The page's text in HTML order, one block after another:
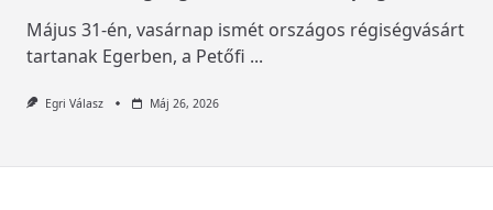
Május 31-én, vasárnap ismét országos régiségvásárt
tartanak Egerben, a Petőfi ...
Egri Válasz Máj 26, 2026